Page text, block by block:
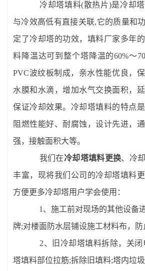
冷却塔填料(散热片)是冷却塔
与冷效高低有直接关联,它的质量和
定了冷却塔的功效，填料厂家多年
料降温达可到整个塔降温的60%～
PVC波纹板制成，亲水性能优良，
水膜和水滴，增加水气交换面积，
保证冷却效果。冷却塔填料的特点是
阻燃性能好、耐腐蚀，设计先进，
强，接触面积大等。
我们在冷却塔填料更换、冷
丰富，现将我们公司的冷却塔填料更
方便更多冷却塔用户学会使用：
1、施工前对现场的其他设备
牌;对楼面防水层铺设施工材料布，防
2、旧冷却塔填料拆除，关闭
塔填料部位拉筋;拆除旧填料;塔内垃